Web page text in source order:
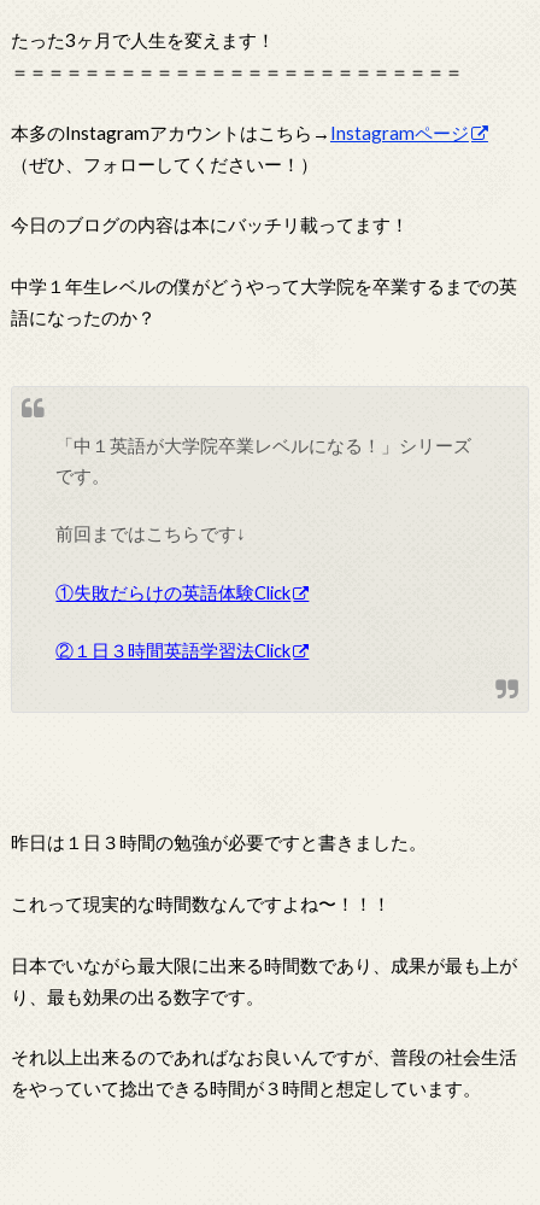
たった3ヶ月で人生を変えます！
＝＝＝＝＝＝＝＝＝＝＝＝＝＝＝＝＝＝＝＝＝＝＝＝＝
本多のInstagramアカウントはこちら→ Instagramページ
（ぜひ、フォローしてくださいー！）
今日のブログの内容は本にバッチリ載ってます！
中学１年生レベルの僕がどうやって大学院を卒業するまでの英
語になったのか？
「中１英語が大学院卒業レベルになる！」シリーズ
です。
前回まではこちらです↓
①失敗だらけの英語体験Click
②１日３時間英語学習法Click
昨日は１日３時間の勉強が必要ですと書きました。
これって現実的な時間数なんですよね〜！！！
日本でいながら最大限に出来る時間数であり、成果が最も上が
り、最も効果の出る数字です。
それ以上出来るのであればなお良いんですが、普段の社会生活
をやっていて捻出できる時間が３時間と想定しています。